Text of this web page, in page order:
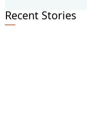
Recent Stories